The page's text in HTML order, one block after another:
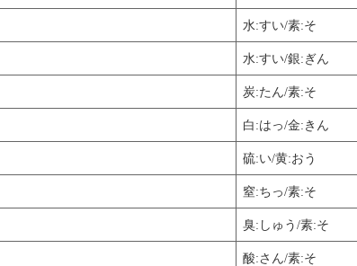
水:すい/素:そ
水:すい/銀:ぎん
炭:たん/素:そ
白:はっ/金:きん
硫:い/黄:おう
窒:ちっ/素:そ
臭:しゅう/素:そ
酸:さん/素:そ